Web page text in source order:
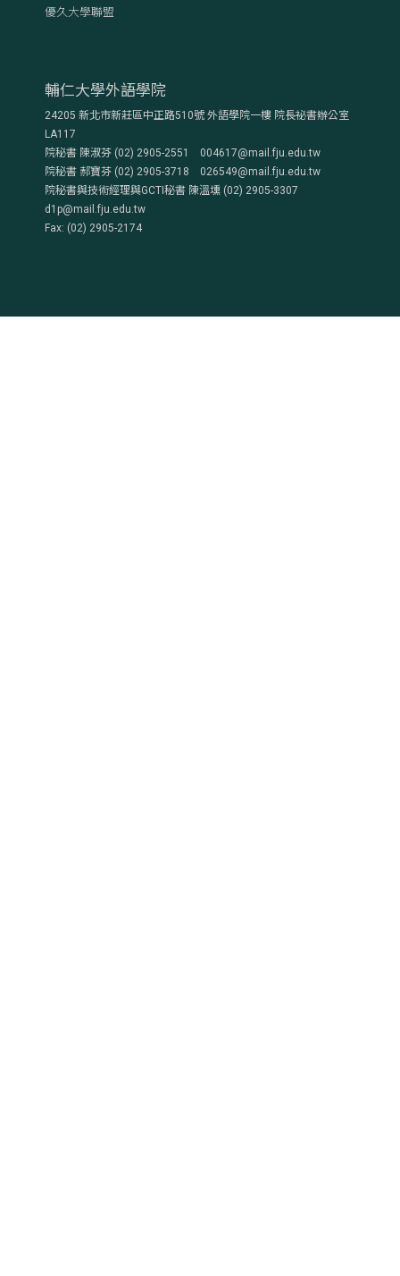
優久大學聯盟
輔仁大學外語學院
24205 新北市新莊區中正路510號 外語學院一樓 院長祕書辦公室
LA117
院秘書 陳淑芬 (02) 2905-2551 004617@mail.fju.edu.tw
院秘書 郝寶芬 (02) 2905-3718 026549@mail.fju.edu.tw
院秘書與技術經理與GCTI秘書 陳溫壎 (02) 2905-3307
d1p@mail.fju.edu.tw
Fax: (02) 2905-2174